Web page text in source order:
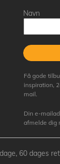
Navn
Få gode
inspiration,
mail.
Din e-
afmelde dig
60 dages